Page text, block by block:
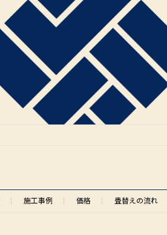
施工事例 価格 畳替えの流れ